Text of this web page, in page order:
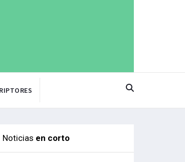
Noticias en corto